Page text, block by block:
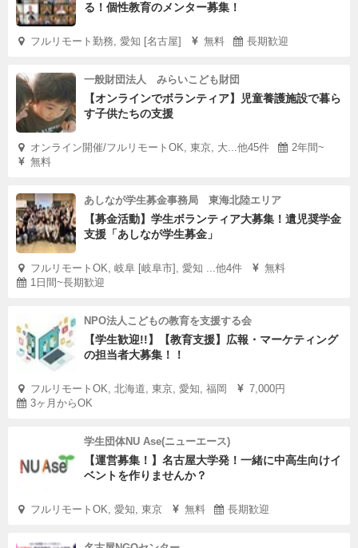
る！個性教育のメンター募集！
フルリモート勤務, 愛知 [名古屋] 無料 長期歓迎
一般財団法人 みらいこども財団
【オンラインでボランティア】児童養護施設で暮ら
す子供たちの支援
オンライン開催/フルリモートOK, 東京, 大...他45件
2年間~
無料
あしなが学生募金事務局 東海北陸エリア
【募金活動】学生ボランティア大募集！遺児奨学金
支援「あしなが学生募金」
フルリモートOK, 岐阜 [岐阜市], 愛知 ...他4件
無料
1日間~長期歓迎
NPO法人こどもの教育を支援する会
【学生歓迎!!】【教育支援】広報・マーケティング
の担当者大募集！！
フルリモートOK, 北海道, 東京, 愛知, 福岡
7,000円
3ヶ月からOK
学生団体NU Ase(ニューエース)
【運営募集！】名古屋大学発！一緒に中高生向けイ
ベントを作りませんか？
フルリモートOK, 愛知, 東京 無料 長期歓迎